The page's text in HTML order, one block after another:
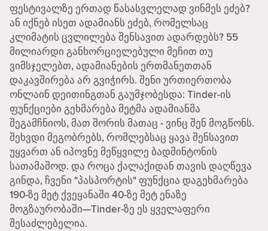
ფესტივალზე ერთად წასასვლელად ვინმეს ეძებ?
ან იქნებ ისეთ ადამიანს ეძებ, რომელსაც
კლიმატის ცვლილება შენსავით ადარდებს? 55
მილიარდი განხორციელებული მეჩით თუ
ვიმსჯელებთ, ადამიანების ერთმანეთთან
დაკავშირება არ გვიჭირს. შენი ურთიერთობა
ონლაინ დეითინგთან გაუმჯობესდა: Tinder-ის
ფუნქციები გეხმარება მეტმა ადამიანმა
შეგამჩნიოს, მათ შორის მათაც - ვინც შენ მოგწონს.
შეხვდი მეგობრებს, რომლებსაც ყავა შენსავით
უყვართ ან იპოვნე მეწყვილე ბადმინტონის
სათამაშოდ. და როცა ქალაქიდან თავის დაღწევა
გინდა, ჩვენი "პასპორტის" ფუნქცია დაგეხმარება
190-ზე მეტ ქვეყანაში 40-ზე მეტ ენაზე
მოგზაურობაში—Tinder-ზე ეს ყველაფერი
შესაძლებელია.